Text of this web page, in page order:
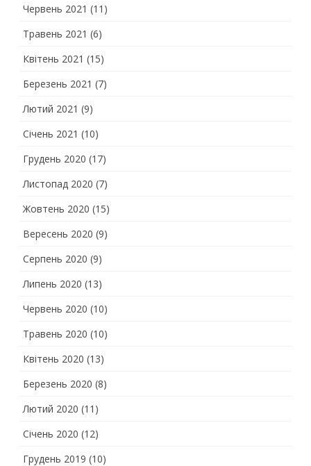
Червень 2021 (11)
Травень 2021 (6)
Квітень 2021 (15)
Березень 2021 (7)
Лютий 2021 (9)
Січень 2021 (10)
Грудень 2020 (17)
Листопад 2020 (7)
Жовтень 2020 (15)
Вересень 2020 (9)
Серпень 2020 (9)
Липень 2020 (13)
Червень 2020 (10)
Травень 2020 (10)
Квітень 2020 (13)
Березень 2020 (8)
Лютий 2020 (11)
Січень 2020 (12)
Грудень 2019 (10)